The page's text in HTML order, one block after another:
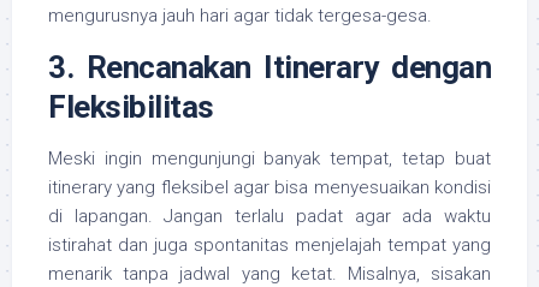
mengurusnya jauh hari agar tidak tergesa-gesa.
3. Rencanakan Itinerary dengan
Fleksibilitas
Meski ingin mengunjungi banyak tempat, tetap buat
itinerary yang fleksibel agar bisa menyesuaikan kondisi
di lapangan. Jangan terlalu padat agar ada waktu
istirahat dan juga spontanitas menjelajah tempat yang
menarik tanpa jadwal yang ketat. Misalnya, sisakan